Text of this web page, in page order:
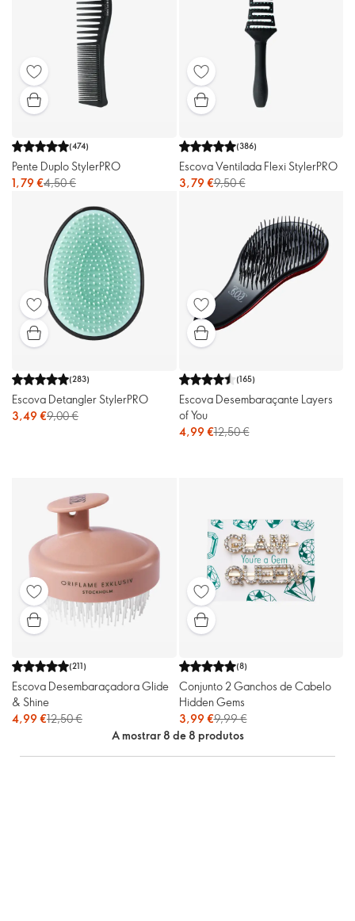
(474)
Pente Duplo StylerPRO
1,79 €4,50 €
(386)
Escova Ventilada Flexi StylerPRO
3,79 €9,50 €
(283)
Escova Detangler StylerPRO
3,49 €9,00 €
(165)
Escova Desembaraçante Layers
of You
4,99 €12,50 €
(211)
Escova Desembaraçadora Glide
& Shine
4,99 €12,50 €
(8)
Conjunto 2 Ganchos de Cabelo
Hidden Gems
3,99 €9,99 €
A mostrar 8 de 8 produtos